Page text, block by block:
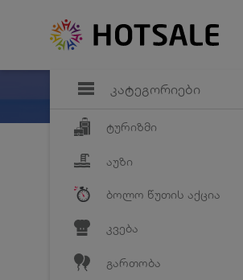
კატეგორიები
ტურიზმი
აუზი
ბოლო წუთის აქცია
კვება
გართობა